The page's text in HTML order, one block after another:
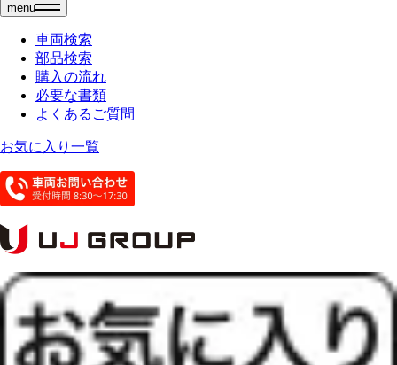
menu
車両検索
部品検索
購入の流れ
必要な書類
よくあるご質問
お気に入り一覧